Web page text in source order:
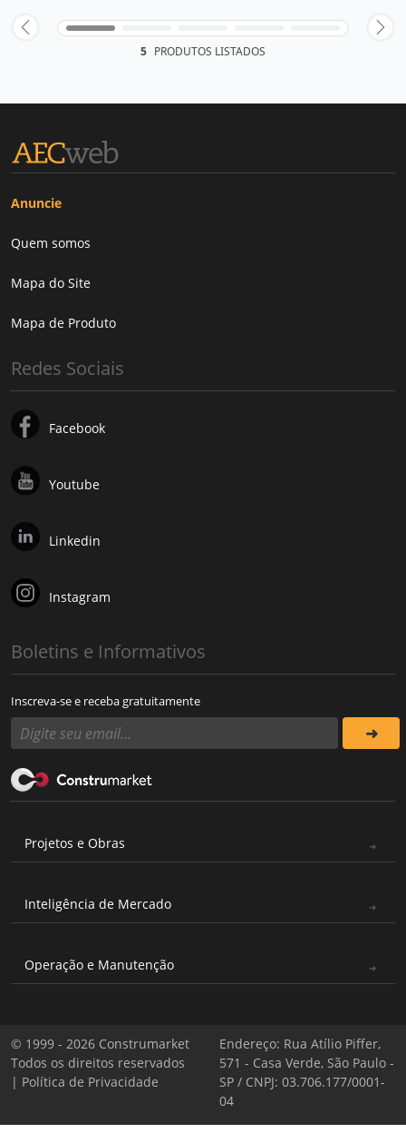
5 PRODUTOS LISTADOS
Anuncie
Quem somos
Mapa do Site
Mapa de Produto
Redes Sociais
Facebook
Youtube
Linkedin
Instagram
Boletins e Informativos
Inscreva-se e receba gratuitamente
Projetos e Obras
Inteligência de Mercado
Operação e Manutenção
© 1999 - 2026 Construmarket
Todos os direitos reservados
| Política de Privacidade
Endereço: Rua Atílio Piffer,
571 - Casa Verde, São Paulo -
SP / CNPJ: 03.706.177/0001-
04